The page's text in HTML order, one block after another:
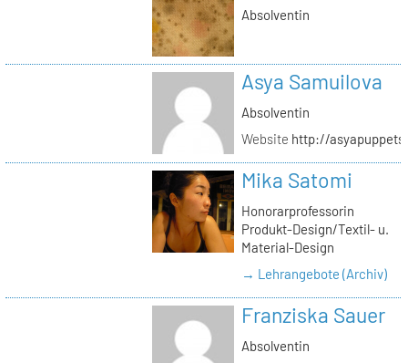
Absolventin
Asya Samuilova
Absolventin
Website http://
Mika Satomi
Honorarprofessorin
Produkt-Design/Textil- u.
Material-Design
→ Lehrangebote (Archiv)
Franziska Sauer
Absolventin